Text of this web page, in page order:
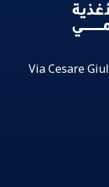
Via Cesare